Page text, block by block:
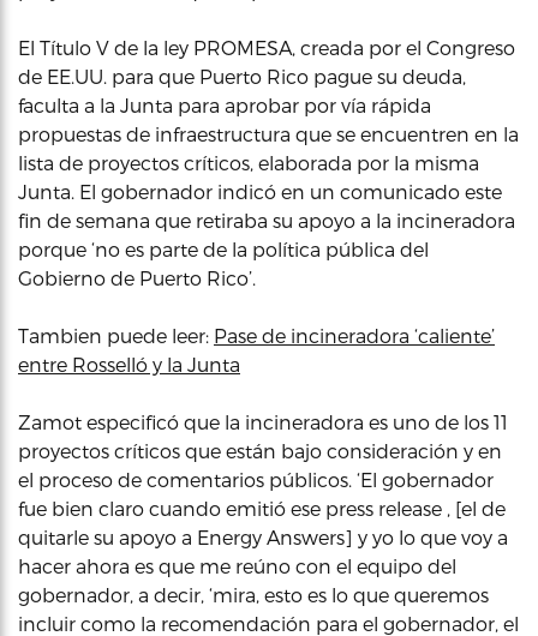
El Título V de la ley PROMESA, creada por el Congreso
de EE.UU. para que Puerto Rico pague su deuda,
faculta a la Junta para aprobar por vía rápida
propuestas de infraestructura que se encuentren en la
lista de proyectos críticos, elaborada por la misma
Junta. El gobernador indicó en un comunicado este
fin de semana que retiraba su apoyo a la incineradora
porque ‘no es parte de la política pública del
Gobierno de Puerto Rico’.
Tambien puede leer: Pase de incineradora ‘caliente’
entre Rosselló y la Junta
Zamot especificó que la incineradora es uno de los 11
proyectos críticos que están bajo consideración y en
el proceso de comentarios públicos. ‘El gobernador
fue bien claro cuando emitió ese press release , [el de
quitarle su apoyo a Energy Answers] y yo lo que voy a
hacer ahora es que me reúno con el equipo del
gobernador, a decir, ‘mira, esto es lo que queremos
incluir como la recomendación para el gobernador, el